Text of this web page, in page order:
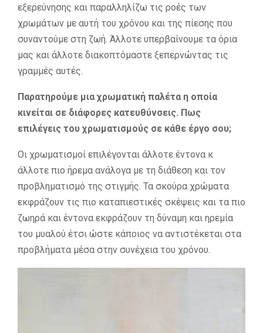
εξερεύνησης και παραλληλίζω τις ροές των
χρωμάτων με αυτή του χρόνου και της πίεσης που
συναντούμε στη ζωή. Άλλοτε υπερβαίνουμε τα όρια
μας και άλλοτε διακοπτόμαστε ξεπερνώντας τις
γραμμές αυτές.
Παρατηρούμε μια χρωματική παλέτα η οποία
κινείται σε διάφορες κατευθύνσεις. Πως
επιλέγεις του χρωματισμούς σε κάθε έργο σου;
Οι χρωματισμοί επιλέγονται άλλοτε έντονα κ
άλλοτε πιο ήρεμα ανάλογα με τη διάθεση και τον
προβληματισμό της στιγμής. Τα σκούρα χρώματα
εκφράζουν τις πιο καταπιεστικές σκέψεις και τα πιο
ζωηρά και έντονα εκφράζουν τη δύναμη και ηρεμία
του μυαλού έτσι ώστε κάποιος να αντιστέκεται στα
προβλήματα μέσα στην συνέχεια του χρόνου.